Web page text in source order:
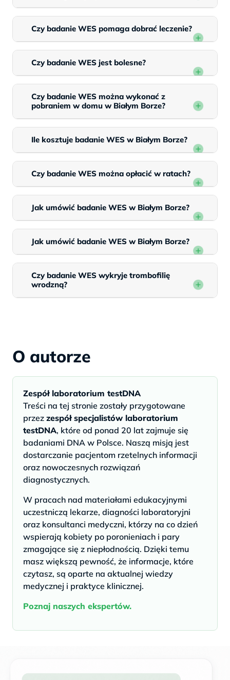
Czy badanie WES pomaga dobrać leczenie?
Czy badanie WES jest bolesne?
Czy badanie WES można wykonać z
pobraniem w domu w Białym Borze?
Ile kosztuje badanie WES w Białym Borze?
Czy badanie WES można opłacić w ratach?
Jak umówić badanie WES w Białym Borze?
Jak umówić badanie WES w Białym Borze?
Czy badanie WES wykryje trombofilię
wrodzną?
O autorze
Zespół laboratorium testDNA
Treści na tej stronie zostały przygotowane
przez zespół specjalistów laboratorium
testDNA, które od ponad 20 lat zajmuje się
badaniami DNA w Polsce. Naszą misją jest
dostarczanie pacjentom rzetelnych informacji
oraz nowoczesnych rozwiązań
diagnostycznych.
W pracach nad materiałami edukacyjnymi
uczestniczą lekarze, diagności laboratoryjni
oraz konsultanci medyczni, którzy na co dzień
wspierają kobiety po poronieniach i pary
zmagające się z niepłodnością. Dzięki temu
masz większą pewność, że informacje, które
czytasz, są oparte na aktualnej wiedzy
medycznej i praktyce klinicznej.
Poznaj naszych ekspertów.